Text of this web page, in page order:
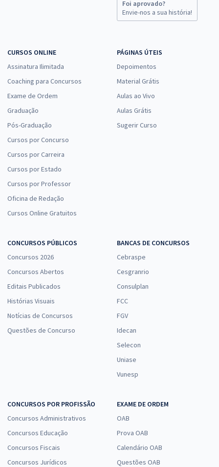
Foi aprovado?
Envie-nos a sua história!
CURSOS ONLINE
Assinatura Ilimitada
Coaching para Concursos
Exame de Ordem
Graduação
Pós-Graduação
Cursos por Concurso
Cursos por Carreira
Cursos por Estado
Cursos por Professor
Oficina de Redação
Cursos Online Gratuitos
PÁGINAS ÚTEIS
Depoimentos
Material Grátis
Aulas ao Vivo
Aulas Grátis
Sugerir Curso
CONCURSOS PÚBLICOS
Concursos 2026
Concursos Abertos
Editais Publicados
Histórias Visuais
Notícias de Concursos
Questões de Concurso
BANCAS DE CONCURSOS
Cebraspe
Cesgranrio
Consulplan
FCC
FGV
Idecan
Selecon
Uniase
Vunesp
CONCURSOS POR PROFISSÃO
Concursos Administrativos
Concursos Educação
Concursos Fiscais
Concursos Jurídicos
EXAME DE ORDEM
OAB
Prova OAB
Calendário OAB
Questões OAB